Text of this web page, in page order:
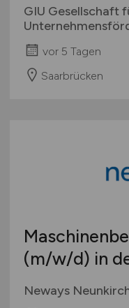
GIU Gesellschaft
vor 5 Tagen
Saarbrücken
(m/w/d) in
Neways